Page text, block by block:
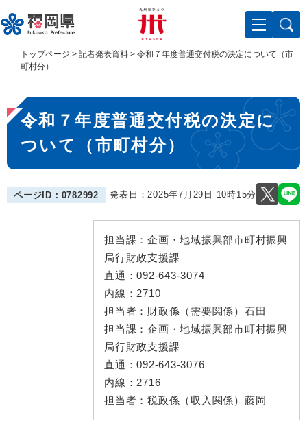
ー
ジ
す
。
ニ
ュ
し
て
へ
トップページ > 記者発表資料 > 令和７年度普通交付税の決定について（市
町村分）
本
文
令和７年度普通交付税の決定に
ついて（市町村分）
ページID：0782992 発表日：2025年7月29日 10時15分
担当課： 企画・地域振興部市町村振興
局行財政支援課
直通：092-643-3074
内線： 2710
担当者： 財政係（需要関係）石田
担当課： 企画・地域振興部市町村振興
局行財政支援課
直通：092-643-3076
内線： 2716
担当者： 税政係（収入関係）藤岡